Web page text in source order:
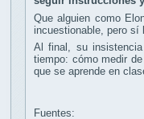
Que alguien como
incuestionable, pero sí
Al final, su insistencia
tiempo: cómo medir
que se aprende en
Fuentes: